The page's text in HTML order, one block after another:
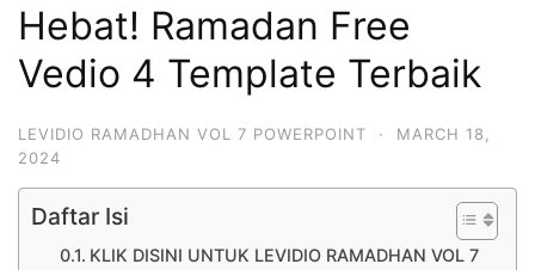
Hebat! Ramadan Free
Vedio 4 Template Terbaik
LEVIDIO RAMADHAN VOL 7 POWERPOINT ·
MARCH 18,
2024
Daftar Isi
KLIK DISINI UNTUK LEVIDIO RAMADHAN VOL 7